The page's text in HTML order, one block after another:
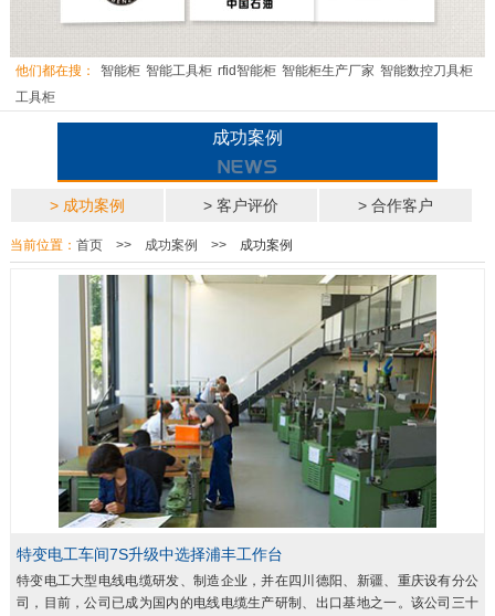
他们都在搜： 智能柜 智能工具柜 rfid智能柜 智能柜生产厂家 智能数控刀具柜
工具柜
成功案例
> 成功案例 > 客户评价 > 合作客户
当前位置： 首页>> 成功案例 >> 成功案例
特变电工车间7S升级中选择浦丰工作台
特变电工大型电线电缆研发、制造企业，并在四川德阳、新疆、重庆设有分公
司，目前，公司已成为国内的电线电缆生产研制、出口基地之一。该公司三十